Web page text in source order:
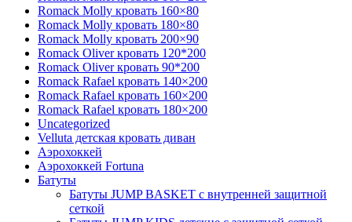
Romack Molly кровать 160×80
Romack Molly кровать 180×80
Romack Molly кровать 200×90
Romack Oliver кровать 120*200
Romack Oliver кровать 90*200
Romack Rafael кровать 140×200
Romack Rafael кровать 160×200
Romack Rafael кровать 180×200
Uncategorized
Velluta детская кровать диван
Аэрохоккей
Аэрохоккей Fortuna
Батуты
Батуты JUMP BASKET с внутренней защитной
сеткой